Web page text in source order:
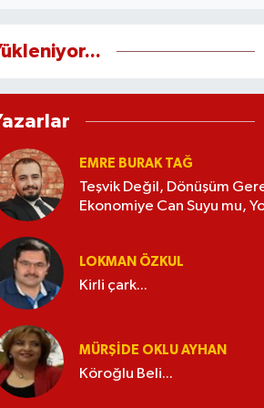
EMRE BURAK TAĞ
Teşvik Değil, Dönüşüm
Ekonomiye Can Suyu mu,
LOKMAN ÖZKUL
Kirli çark...
MÜRŞIDE OKLU AYHAN
Köroğlu Beli...